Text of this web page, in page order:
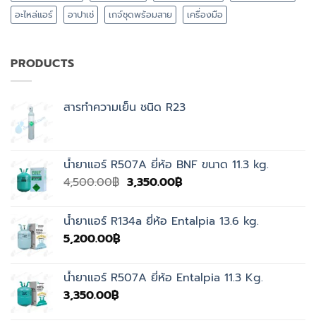
อะไหล่แอร์
อาปาเช่ เกจ์ชุดพร้อมสาย เครื่องมือ
PRODUCTS
สารทำความเย็น ชนิด R23
น้ำยาแอร์ R507A ยี่ห้อ BNF ขนาด 11.3 kg.
4,500.00฿ Original
4,500.00฿.
3,350.00฿Current
3,350.00฿.
น้ำยาแอร์ R134a ยี่ห้อ Entalpia 13.6 kg.
5,200.00฿
น้ำยาแอร์ R507A ยี่ห้อ Entalpia 11.3 Kg.
3,350.00฿